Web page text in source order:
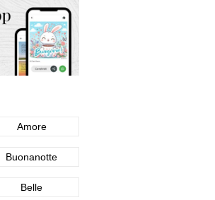
Amore
Buonanotte
Belle